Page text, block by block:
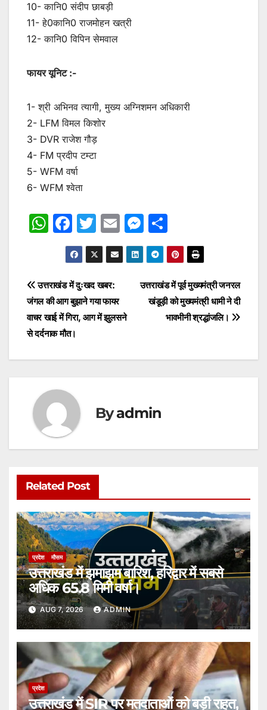
10- कानि0 संदीप छाबड़ी
11- हे0कानि0 राजमोहन खत्री
12- कानि0 विपिन सेमवाल
फायर यूनिट :-
1- श्री अभिनव त्यागी, मुख्य अग्निशमन अधिकारी
2- LFM विमल किशोर
3- DVR राजेश गौड़
4- FM प्रदीप टम्टा
5- WFM वर्षा
6- WFM श्वेता
W
s
A
p
p
F
a
c
e
b
o
o
k
T
w
itt
er
E
m
ai
M
e
s
s
e
er
h
ar
e
Post
navigation
उत्तराखंड में पूर्व मुख्यमंत्री जनरल
खंडूड़ी को मुख्यमंत्री धामी ने दी
भावभीनी श्रद्धांजलि।
उत्तराखंड में दुःखद खबर:
जंगल की आग बुझाने गया फायर
वाचर खाई में गिरा, आग में झुलसने
से दर्दनाक मौत।
Byadmin
Related Post
प्रदेश मौसम
उत्तराखंड में झमाझम बारिश, हरिद्वार में सबसे
अधिक 65.8 मिमी वर्षा।
AUG 7, 2026 ADMIN
प्रदेश
उत्तराखंड में SIR पर मतदाताओं को बड़ी राहत,